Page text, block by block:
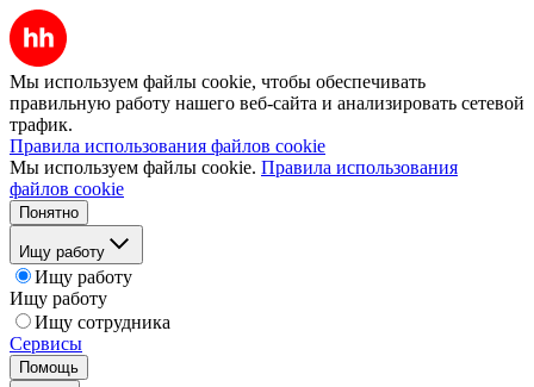
Мы используем файлы cookie, чтобы обеспечивать
правильную работу нашего веб-сайта и анализировать сетевой
трафик.
Правила использования файлов cookie
Мы используем файлы cookie. Правила использования
файлов cookie
Понятно
Ищу работу
Ищу работу
Ищу работу
Ищу сотрудника
Сервисы
Помощь